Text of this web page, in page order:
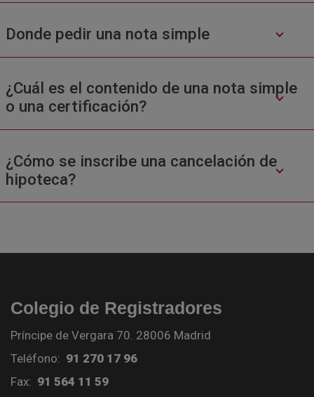
Donde pedir una nota simple
¿Cuál es el contenido de una nota simple
o una certificación?
¿Cómo se inscribe una cancelación de
hipoteca?
Colegio de Registradores
Príncipe de Vergara 70. 28006 Madrid
Teléfono: 91 270 17 96
Fax: 91 564 11 59